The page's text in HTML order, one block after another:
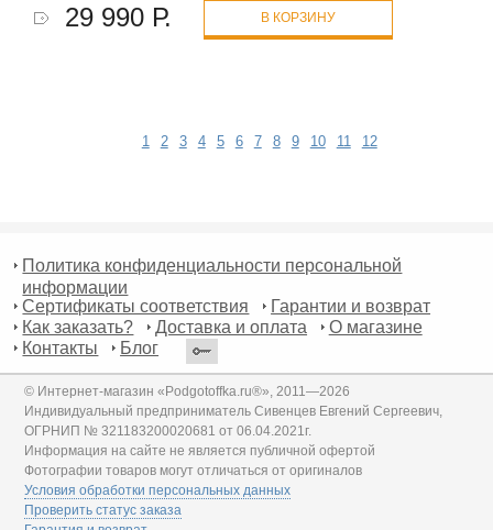
29 990 Р. В КОРЗИНУ
1 2 3 4 5 6 7 8 9 10 11 12
Политика конфиденциальности персональной
информации
Сертификаты соответствия
Гарантии и возврат
Как заказать?
Доставка и оплата
О магазине
Контакты
Блог
© Интернет-магазин «Podgotoffka.ru®», 2011—2026
Индивидуальный предприниматель Сивенцев Евгений Сергеевич,
ОГРНИП № 321183200020681 от 06.04.2021г.
Информация на сайте не является публичной офертой
Фотографии товаров могут отличаться от оригиналов
Условия обработки персональных данных
Проверить статус заказа